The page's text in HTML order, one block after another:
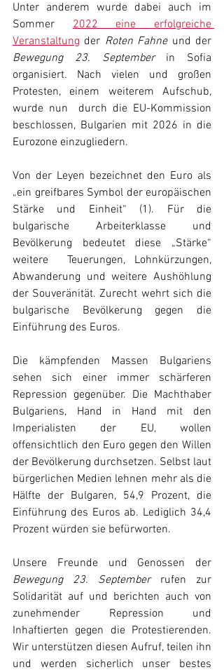
Unter anderem wurde dabei auch im
Sommer 2022 eine erfolgreiche
Veranstaltung der Roten Fahne und der
Bewegung 23. September in Sofia
organisiert. Nach vielen und großen
Protesten, einem weiterem Aufschub,
wurde nun  durch die EU-Kommission
beschlossen, Bulgarien mit 2026 in die
Eurozone einzugliedern.
Von der Leyen bezeichnet den Euro als
„ein greifbares Symbol der europäischen
Stärke und Einheit“ (1). Für die
bulgarische Arbeiterklasse und
Bevölkerung bedeutet diese „Stärke“
weitere  Teuerungen, Lohnkürzungen,
Abwanderung und weitere Aushöhlung
der Souveränität. Zurecht wehrt sich die
bulgarische Bevölkerung gegen die
Einführung des Euros.
Die kämpfenden Massen Bulgariens
sehen sich einer immer schärferen
Repression gegenüber. Die Machthaber
Bulgariens, Hand in Hand mit den
Imperialisten der EU, wollen
offensichtlich den Euro gegen den Willen
der Bevölkerung durchsetzen. Selbst laut
bürgerlichen Medien lehnen mehr als die
Hälfte der Bulgaren, 54,9 Prozent, die
Einführung des Euros ab. Lediglich 34,4
Prozent würden sie befürworten.
Bewegung 23. September rufen zur
Solidarität auf und berichten auch von
zunehmender Repression und
Inhaftierten gegen die Protestierenden.
Wir unterstützen diesen Aufruf, teilen ihn
und werden sicherlich unser bestes